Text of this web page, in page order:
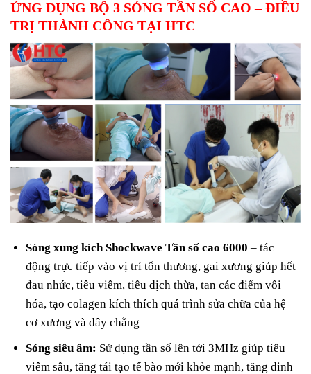
ỨNG DỤNG BỘ 3 SÓNG TẦN SỐ CAO – ĐIỀU
TRỊ THÀNH CÔNG TẠI HTC
Sóng xung kích Shockwave Tần số cao 6000 – tác
động trực tiếp vào vị trí tổn thương, gai xương giúp hết
đau nhức, tiêu viêm, tiêu dịch thừa, tan các điểm vôi
hóa, tạo colagen kích thích quá trình sửa chữa của hệ
cơ xương và dây chằng
Sóng siêu âm: Sử dụng tần số lên tới 3MHz giúp tiêu
viêm sâu, tăng tái tạo tế bào mới khỏe mạnh, tăng dinh